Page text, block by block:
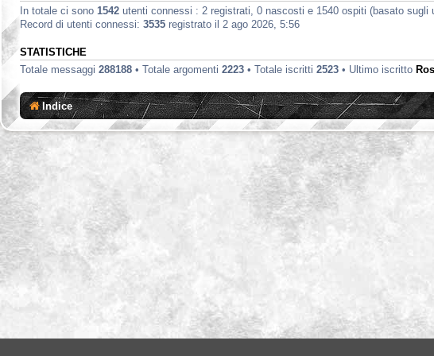
In totale ci sono 1542 utenti connessi : 2 registrati, 0 nascosti e 1540 ospiti (basato
Record di utenti connessi: 3535 registrato il 2 ago 2026, 5:56
STATISTICHE
Totale messaggi 288188 • Totale argomenti 2223 • Totale iscritti 2523 • Ultimo iscritto
Indice